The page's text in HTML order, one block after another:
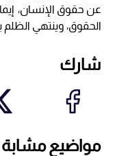
عن حقوق الإنسان،
الحقوق، وينتهي
شارك
مواضيع مشابة